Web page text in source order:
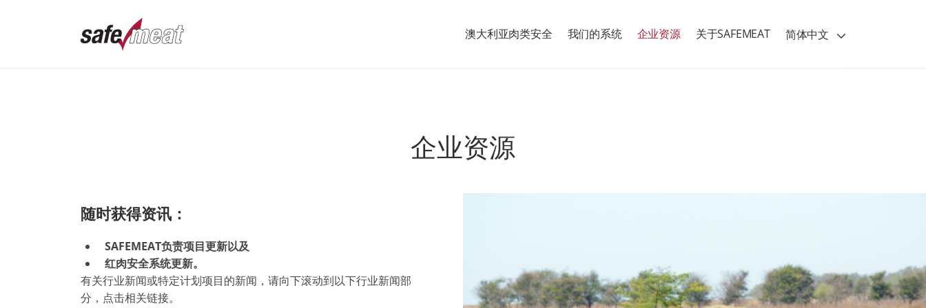
澳大利亚肉类安全 我们的系统 企业资源 关于SAFEMEAT 简体中文
企业资源
随时获得资讯：
SAFEMEAT负责项目更新以及
红肉安全系统更新。
有关行业新闻或特定计划项目的新闻，请向下滚动到以下行业新闻部
分，点击相关链接。